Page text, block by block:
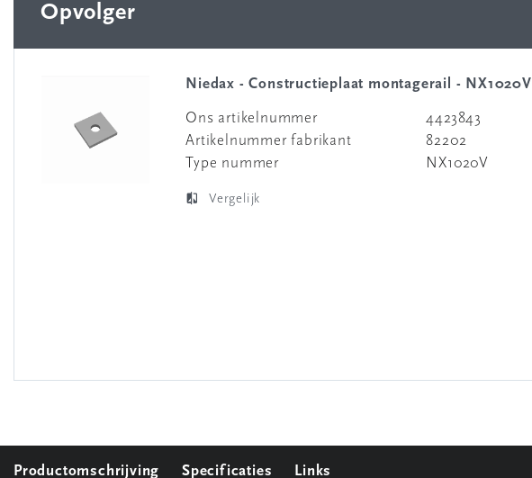
Opvolger
Niedax - Constructieplaat montagerail - NX1020V
Ons artikelnummer
4423843
Artikelnummer fabrikant
82202
Type nummer
NX1020V
Vergelijk
Productomschrijving Specificaties Links